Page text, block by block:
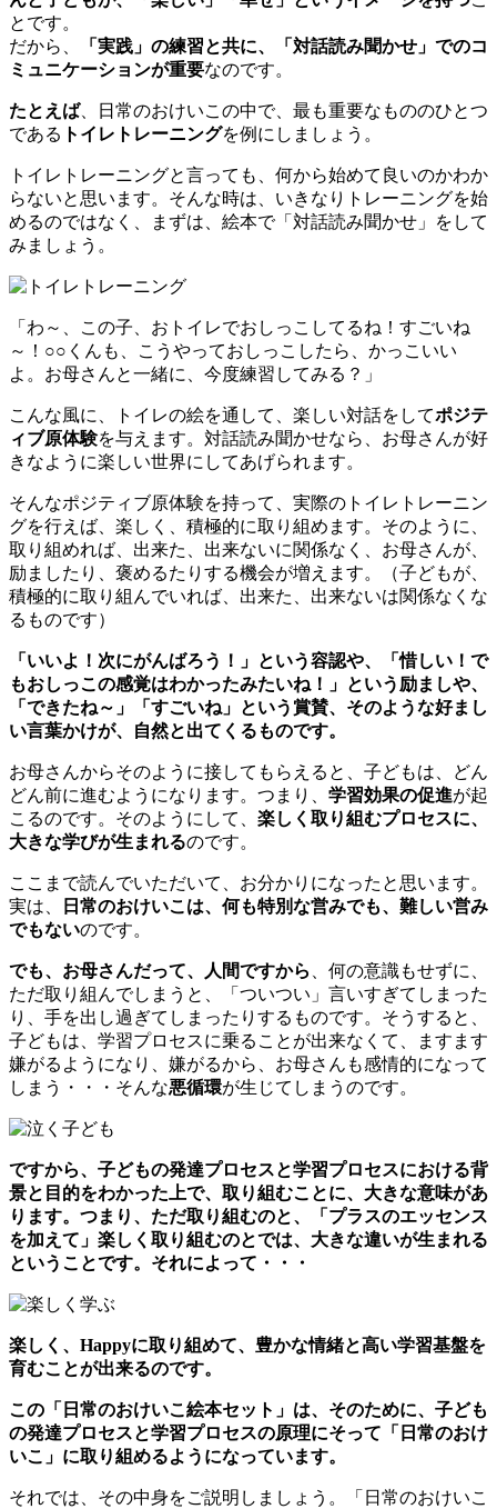
とです。
だから、
「実践」の練習と共に、「対話読み聞かせ」でのコ
ミュニケーションが重要なのです。
たとえば、日常のおけいこの中で、最も重要なもののひとつ
である トイレトレーニングを例にしましょう。
トイレトレーニングと言っても、何から始めて良いのかわか
らないと思います。そんな時は、いきなりトレーニングを始
めるのではなく、まずは、絵本で「対話読み聞かせ」をして
みましょう。
「わ～、この子、おトイレでおしっこしてるね！すごいね
～！○○くんも、こうやっておしっこしたら、かっこいい
よ。お母さんと一緒に、今度練習してみる？」
こんな風に、トイレの絵を通して、楽しい対話をしてポジテ
ィブ原体験を与えます。対話読み聞かせなら、お母さんが好
きなように楽しい世界にしてあげられます。
そんなポジティブ原体験を持って、実際のトイレトレーニン
グを行えば、楽しく、積極的に取り組めます。そのように、
取り組めれば、出来た、出来ないに関係なく、お母さんが、
励ましたり、褒めるたりする機会が増えます。（子どもが、
積極的に取り組んでいれば、出来た、出来ないは関係なくな
るものです）
「いいよ！次にがんばろう！」という容認や、「惜しい！で
もおしっこの感覚はわかったみたいね！」という 励ましや、
「できたね～」「すごいね」という 賞賛、そのような好まし
い言葉かけが、自然と出てくるものです。
お母さんからそのように接してもらえると、子どもは、どん
どん前に進むようになります。つまり、 学習効果の促進が起
こるのです。そのようにして、 楽しく取り組むプロセスに、
大きな学びが生まれるのです。
ここまで読んでいただいて、お分かりになったと思います。
実は、
日常のおけいこは、何も特別な営みでも、難しい営み
でもないのです。
でも、お母さんだって、人間ですから
、何の意識もせずに、
ただ取り組んでしまうと、「ついつい」言いすぎてしまった
り、手を出し過ぎてしまったりするものです。そうすると、
子どもは、学習プロセスに乗ることが出来なくて、ますます
嫌がるようになり、嫌がるから、お母さんも感情的になって
しまう・・・そんな悪循環が生じてしまうのです。
ですから、子どもの発達プロセスと学習プロセスにおける背
景と目的をわかった上で、取り組むことに、 大きな意味があ
ります。つまり、ただ取り組むのと、
「プラスのエッセンス
を加えて」楽しく取り組むのとでは、大きな違いが生まれる
ということです。それによって・・・
楽しく、Happyに取り組めて、豊かな情緒と高い学習基盤を
育むことが出来るのです。
この「日常のおけいこ絵本セット」 は、そのために、子ども
の発達プロセスと学習プロセスの原理にそって「日常のおけ
いこ」に取り組めるようになっています。
それでは、その中身をご説明しましょう。「日常のおけいこ